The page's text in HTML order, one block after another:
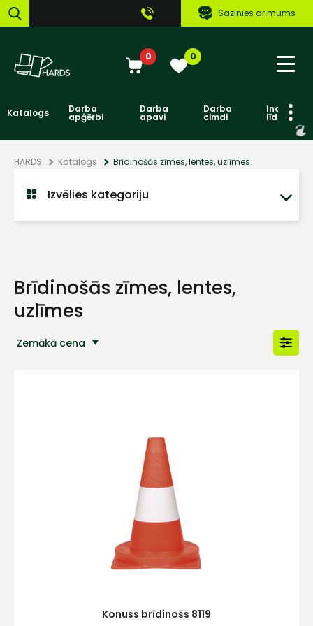
Sazinies ar mums
0 0
Katalogs Darba
apģērbi
Darba
apavi
Darba
cimdi līdzekļi
HARDS Katalogs Brīdinošās zīmes, lentes, uzlīmes
Izvēlies kategoriju
Brīdinošās zīmes, lentes,
uzlīmes
Zemākā cena
Konuss brīdinošs 8119